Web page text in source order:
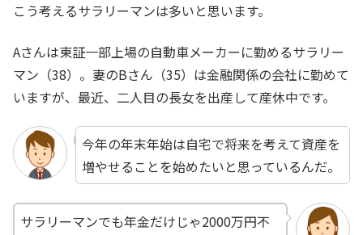
こう考えるサラリーマンは多いと思います。
Aさんは東証一部上場の自動車メーカーに勤めるサラリー
マン（38）。妻のBさん（35）は金融関係の会社に勤めて
いますが、最近、二人目の長女を出産して産休中です。
今年の年末年始は自宅で将来を考えて資産を
増やせることを始めたいと思っているんだ。
サラリーマンでも年金だけじゃ2000万円不